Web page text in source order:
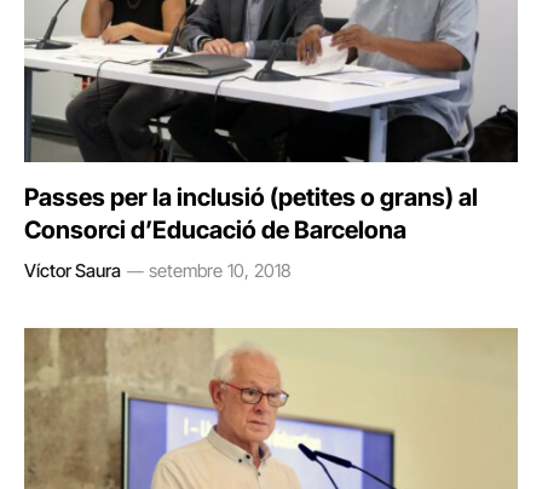
Passes per la inclusió (petites o grans) al
Consorci d’Educació de Barcelona
Víctor Saura setembre 10, 2018